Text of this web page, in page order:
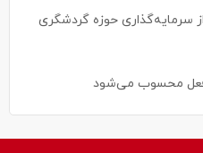
سرمایه‌گذاری حوزه گردشگری
فعل محسوب می‌شود